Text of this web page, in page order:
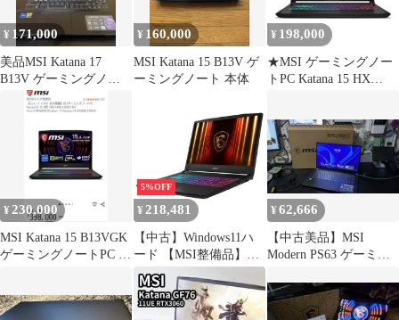
¥ 171,000
美品MSI Katana 17
B13V ゲーミングノー
ト本体 RTX4070
¥ 160,000
MSI Katana 15 B13V ゲ
ーミングノート 本体
¥ 198,000
★MSI ゲーミングノー
トPC Katana 15 HX
¥230,000
MSI Katana 15 B13VGK
ゲーミングノートPC 本
5%OFF
¥ 218,481
【中古】Windows11ハ
ード 【MSI整備品】ゲ
ーミングノートPC
Katana 15 HX B14W (ブ
ラック)
¥62,666
【中古美品】MSI
Modern PS63 ゲーミン